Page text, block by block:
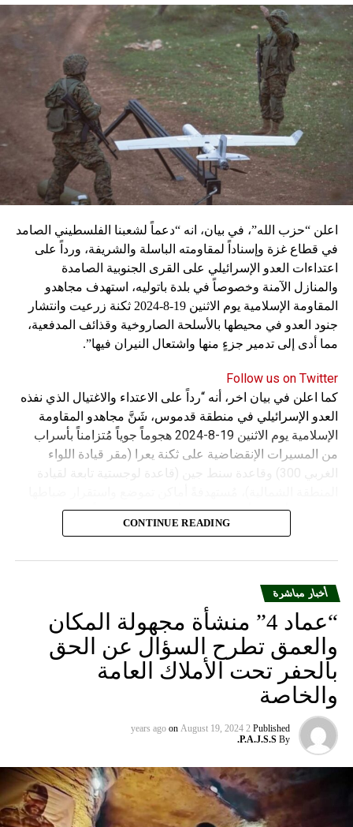
اعلن “حزب الله”، في بيان، انه “دعماً لشعبنا الفلسطيني الصامد
في قطاع غزة وإسناداً لمقاومته الباسلة ‌‏‌‏‌والشريفة، ورداً على
اعتداءات العدو الإسرائيلي على القرى الجنوبية الصامدة
والمنازل الآمنة وخصوصاً في بلدة باتوليه، استهدف مجاهدو
المقاومة الإسلامية يوم الاثنين 19-8-2024 ثكنة زرعيت وانتشار
جنود العدو في محيطها بالأسلحة الصاروخية وقذائف المدفعية،
مما أدى إلى تدمير جزءٍ منها واشتعال النيران فيها”.
Follow us on Twitter
كما اعلن في بيان اخر، أنه “رداً على الاعتداء والاغتيال الذي نفذه
العدو الإسرائيلي في منطقة قدموس، شَنَّ مجاهدو المقاومة
الإسلامية يوم الاثنين 19-8-2024 هجوماً جوياً مُتزامناً بأسراب
من المسيرات الإنقضاضية على ثكنة يعرا (مقر قيادة اللواء
الغربي 300) وقاعدة سنط جين (قاعدة لوجستية تابعة لقيادة
وجنودها وأصابت أهدافها بدقة وأوقعت فيهم عدداً من القتلى
CONTINUE READING
أخبار مباشرة
“عماد 4” منشأة مجهولة المكان
والعمق تطرح السؤال عن الحق
بالحفر تحت الأملاك العامة
والخاصة
Published
2 years ago
on August 19, 2024
By
P.A.J.S.S.